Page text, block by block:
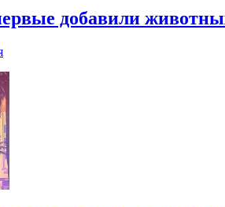
добавили